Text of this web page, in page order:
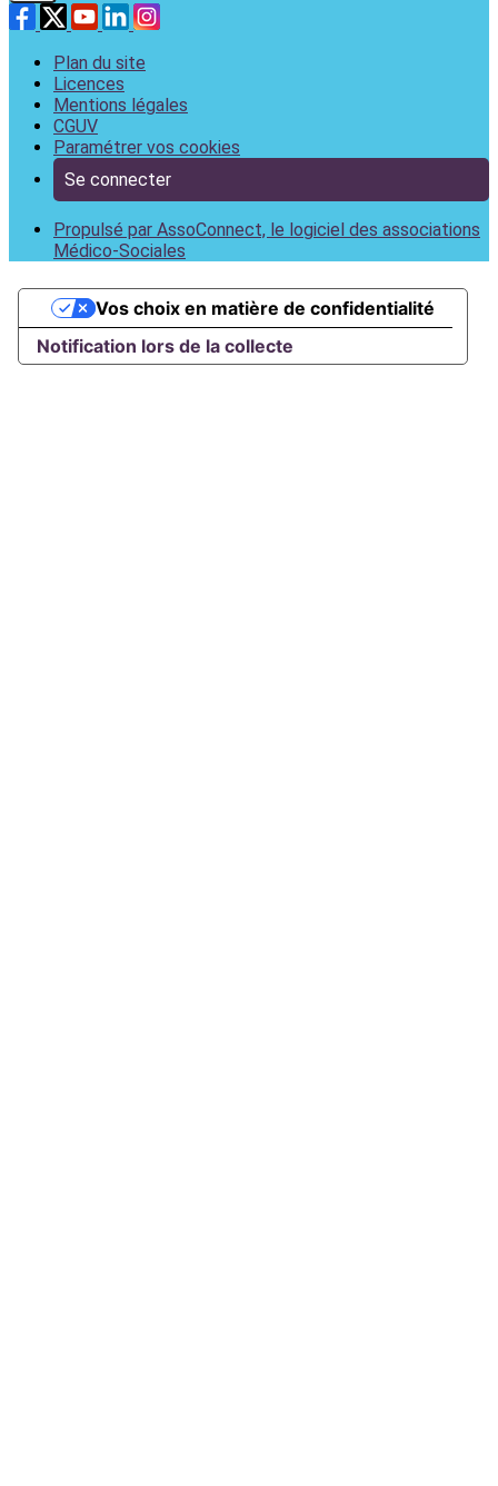
Plan du site
Licences
Mentions légales
CGUV
Paramétrer vos cookies
Se connecter
Propulsé par AssoConnect, le logiciel des associations
Médico-Sociales
Notification lors de la collecte
Vos choix en matière de confidentialité